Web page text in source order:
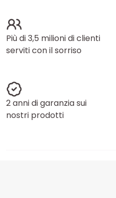
Più di 3,5 milioni di clienti
serviti con il sorriso
2 anni di garanzia sui
nostri prodotti